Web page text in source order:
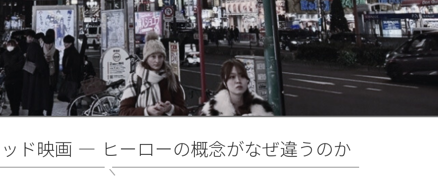
ド映画 ― ヒーローの概念がなぜ違うのか